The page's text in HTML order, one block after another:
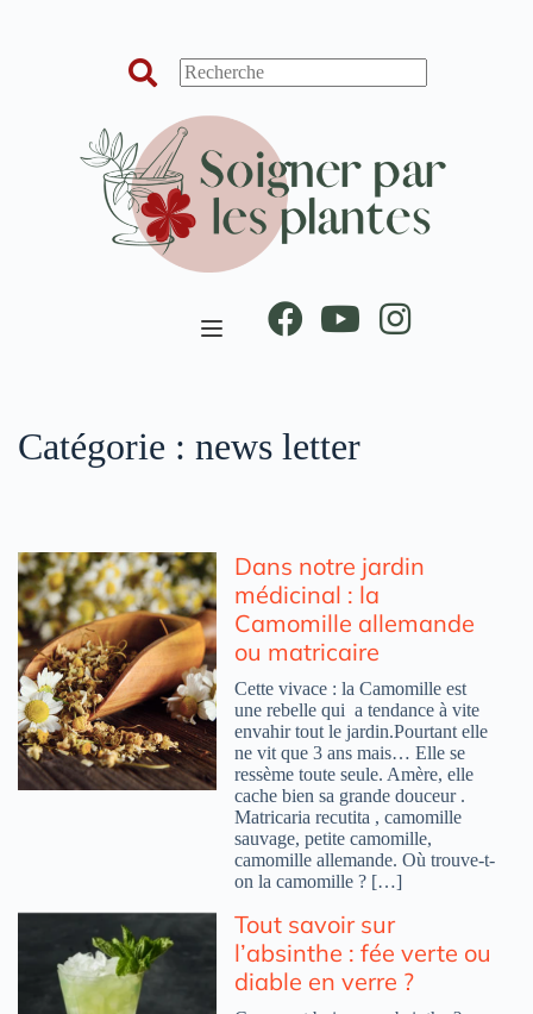
Catégorie : news letter
Dans notre jardin
médicinal : la
Camomille allemande
ou matricaire
Cette vivace : la Camomille est
une rebelle qui a tendance à vite
envahir tout le jardin.Pourtant elle
ne vit que 3 ans mais… Elle se
ressème toute seule. Amère, elle
cache bien sa grande douceur .
Matricaria recutita , camomille
sauvage, petite camomille,
camomille allemande. Où trouve-t-
on la camomille ? […]
Tout savoir sur
l’absinthe : fée verte ou
diable en verre ?